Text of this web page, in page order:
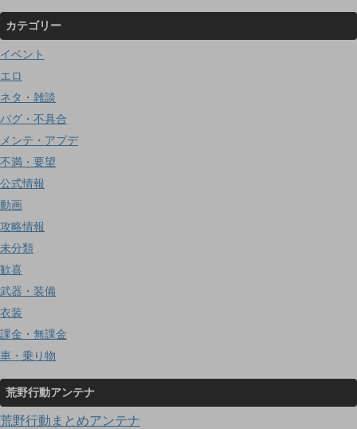
カテゴリー
イベント
エロ
ネタ・雑談
バグ・不具合
メンテ・アプデ
不満・要望
公式情報
動画
攻略情報
未分類
歓喜
武器・装備
衣装
課金・無課金
車・乗り物
荒野行動アンテナ
荒野行動まとめアンテナ